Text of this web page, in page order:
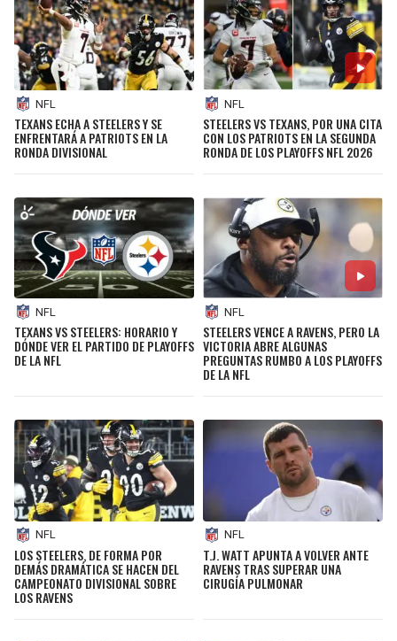
NFL
TEXANS ECHA A STEELERS Y SE
ENFRENTARÁ A PATRIOTS EN LA
RONDA DIVISIONAL
NFL
STEELERS VS TEXANS, POR UNA CITA
CON LOS PATRIOTS EN LA SEGUNDA
RONDA DE LOS PLAYOFFS NFL 2026
NFL
TEXANS VS STEELERS: HORARIO Y
DÓNDE VER EL PARTIDO DE PLAYOFFS
DE LA NFL
NFL
STEELERS VENCE A RAVENS, PERO LA
VICTORIA ABRE ALGUNAS
PREGUNTAS RUMBO A LOS PLAYOFFS
DE LA NFL
NFL
LOS STEELERS, DE FORMA POR
DEMÁS DRAMÁTICA SE HACEN DEL
CAMPEONATO DIVISIONAL SOBRE
LOS RAVENS
NFL
T.J. WATT APUNTA A VOLVER ANTE
RAVENS TRAS SUPERAR UNA
CIRUGÍA PULMONAR